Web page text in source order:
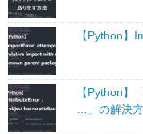
【Python】
【Python
…」の解決